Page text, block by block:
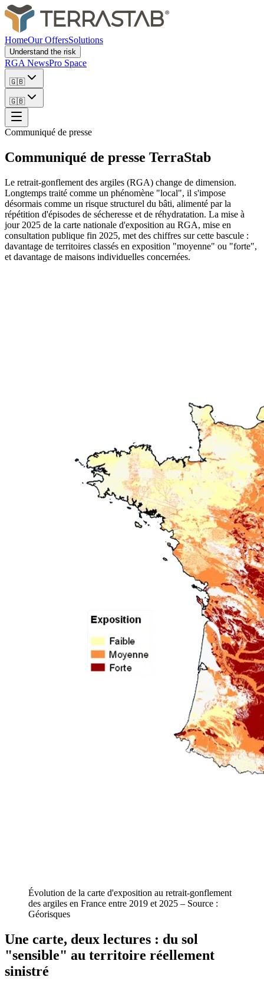
HomeOur OffersSolutions
Understand the risk
RGA NewsPro Space
🇬🇧
🇬🇧
Communiqué de presse
Communiqué de presse TerraStab
Le retrait-gonflement des argiles (RGA) change de dimension.
Longtemps traité comme un phénomène "local", il s'impose
désormais comme un risque structurel du bâti, alimenté par la
répétition d'épisodes de sécheresse et de réhydratation. La mise à
jour 2025 de la carte nationale d'exposition au RGA, mise en
consultation publique fin 2025, met des chiffres sur cette bascule :
davantage de territoires classés en exposition "moyenne" ou "forte",
et davantage de maisons individuelles concernées.
Évolution de la carte d'exposition au retrait-gonflement
des argiles en France entre 2019 et 2025 – Source :
Géorisques
Une carte, deux lectures : du sol
"sensible" au territoire réellement
sinistré